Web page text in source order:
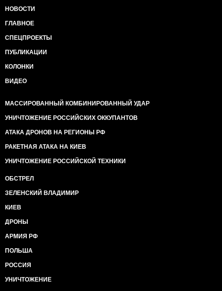
НОВОСТИ
ГЛАВНОЕ
СПЕЦПРОЕКТЫ
ПУБЛИКАЦИИ
КОЛОНКИ
ВИДЕО
МАССИРОВАННЫЙ КОМБИНИРОВАННЫЙ УДАР
УНИЧТОЖЕНИЕ РОССИЙСКИХ ОККУПАНТОВ
АТАКА ДРОНОВ НА РЕГИОНЫ РФ
РАКЕТНАЯ АТАКА НА КИЕВ
УНИЧТОЖЕНИЕ РОССИЙСКОЙ ТЕХНИКИ
ОБСТРЕЛ
ЗЕЛЕНСКИЙ ВЛАДИМИР
КИЕВ
ДРОНЫ
АРМИЯ РФ
ПОЛЬША
РОССИЯ
УНИЧТОЖЕНИЕ